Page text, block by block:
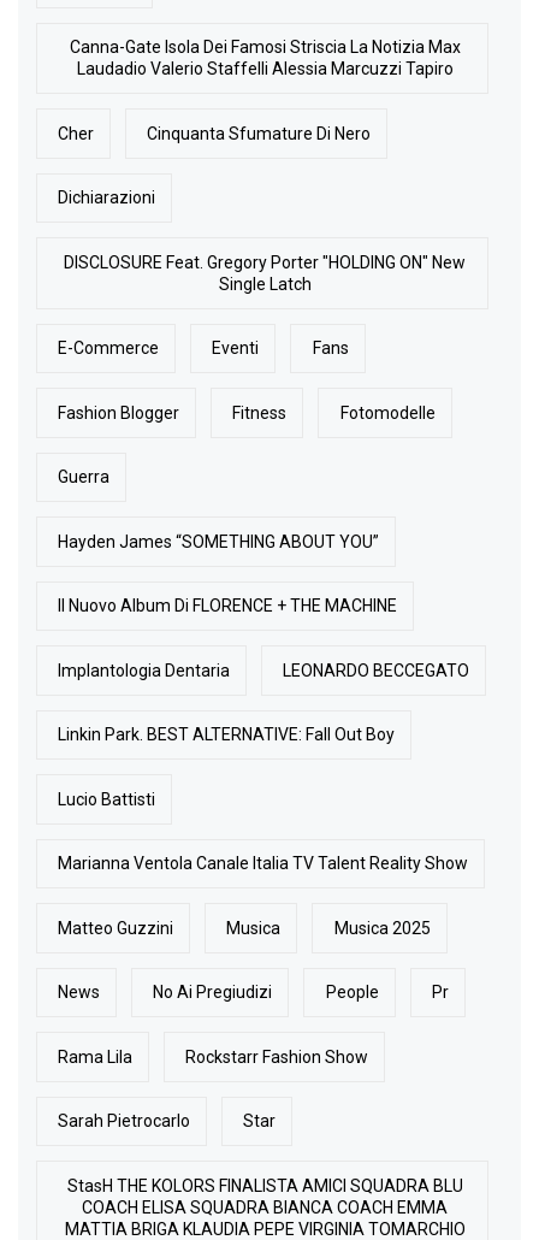
Canna-Gate Isola Dei Famosi Striscia La Notizia Max
Laudadio Valerio Staffelli Alessia Marcuzzi Tapiro
Cher Cinquanta Sfumature Di Nero
Dichiarazioni
DISCLOSURE Feat. Gregory Porter "HOLDING ON" New
Single Latch
E-Commerce Eventi Fans
Fashion Blogger Fitness Fotomodelle
Guerra
Hayden James “SOMETHING ABOUT YOU”
Il Nuovo Album Di FLORENCE + THE MACHINE
Implantologia Dentaria LEONARDO BECCEGATO
Linkin Park. BEST ALTERNATIVE: Fall Out Boy
Lucio Battisti
Marianna Ventola Canale Italia TV Talent Reality Show
Matteo Guzzini Musica Musica 2025
News No Ai Pregiudizi People Pr
Rama Lila Rockstarr Fashion Show
Sarah Pietrocarlo Star
StasH THE KOLORS FINALISTA AMICI SQUADRA BLU
COACH ELISA SQUADRA BIANCA COACH EMMA
MATTIA BRIGA KLAUDIA PEPE VIRGINIA TOMARCHIO